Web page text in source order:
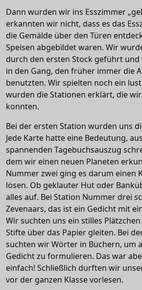
Dann wurden wir ins Esszimmer
erkannten wir nicht, dass es das
die Gemälde über den Türen
Speisen abgebildet waren. Wir
durch den ersten Stock geführt
in den Gang, den früher immer die
benutzten. Wir spielten noch ein
wurden die Stationen erklärt, die
konnten.
Bei der ersten Station wurden uns
Jede Karte hatte eine Bedeutung,
spannenden Tagebuchsauszug
dem wir einen neuen Planeten
Nummer zwei ging es darum einen
lösen. Ob geklauter Hut oder
alles auf. Bei Station Nummer drei
Zevenaars, das ist ein Gedicht mit
Wir suchten uns ein stilles
Stifte über das Papier gleiten. Bei
suchten wir Wörter in Büchern, um
Gedicht zu formulieren. Das war
einfach! Schließlich durften wir
vor der ganzen Klasse vorlesen.